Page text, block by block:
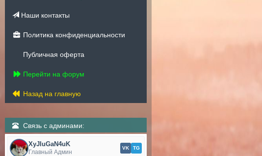
Наши контакты
Политика конфиденциальности
Публичная оферта
Перейти на форум
Назад на главную
Связь с админами:
XyJIuGaN4uK
Главный Админ
VK TG